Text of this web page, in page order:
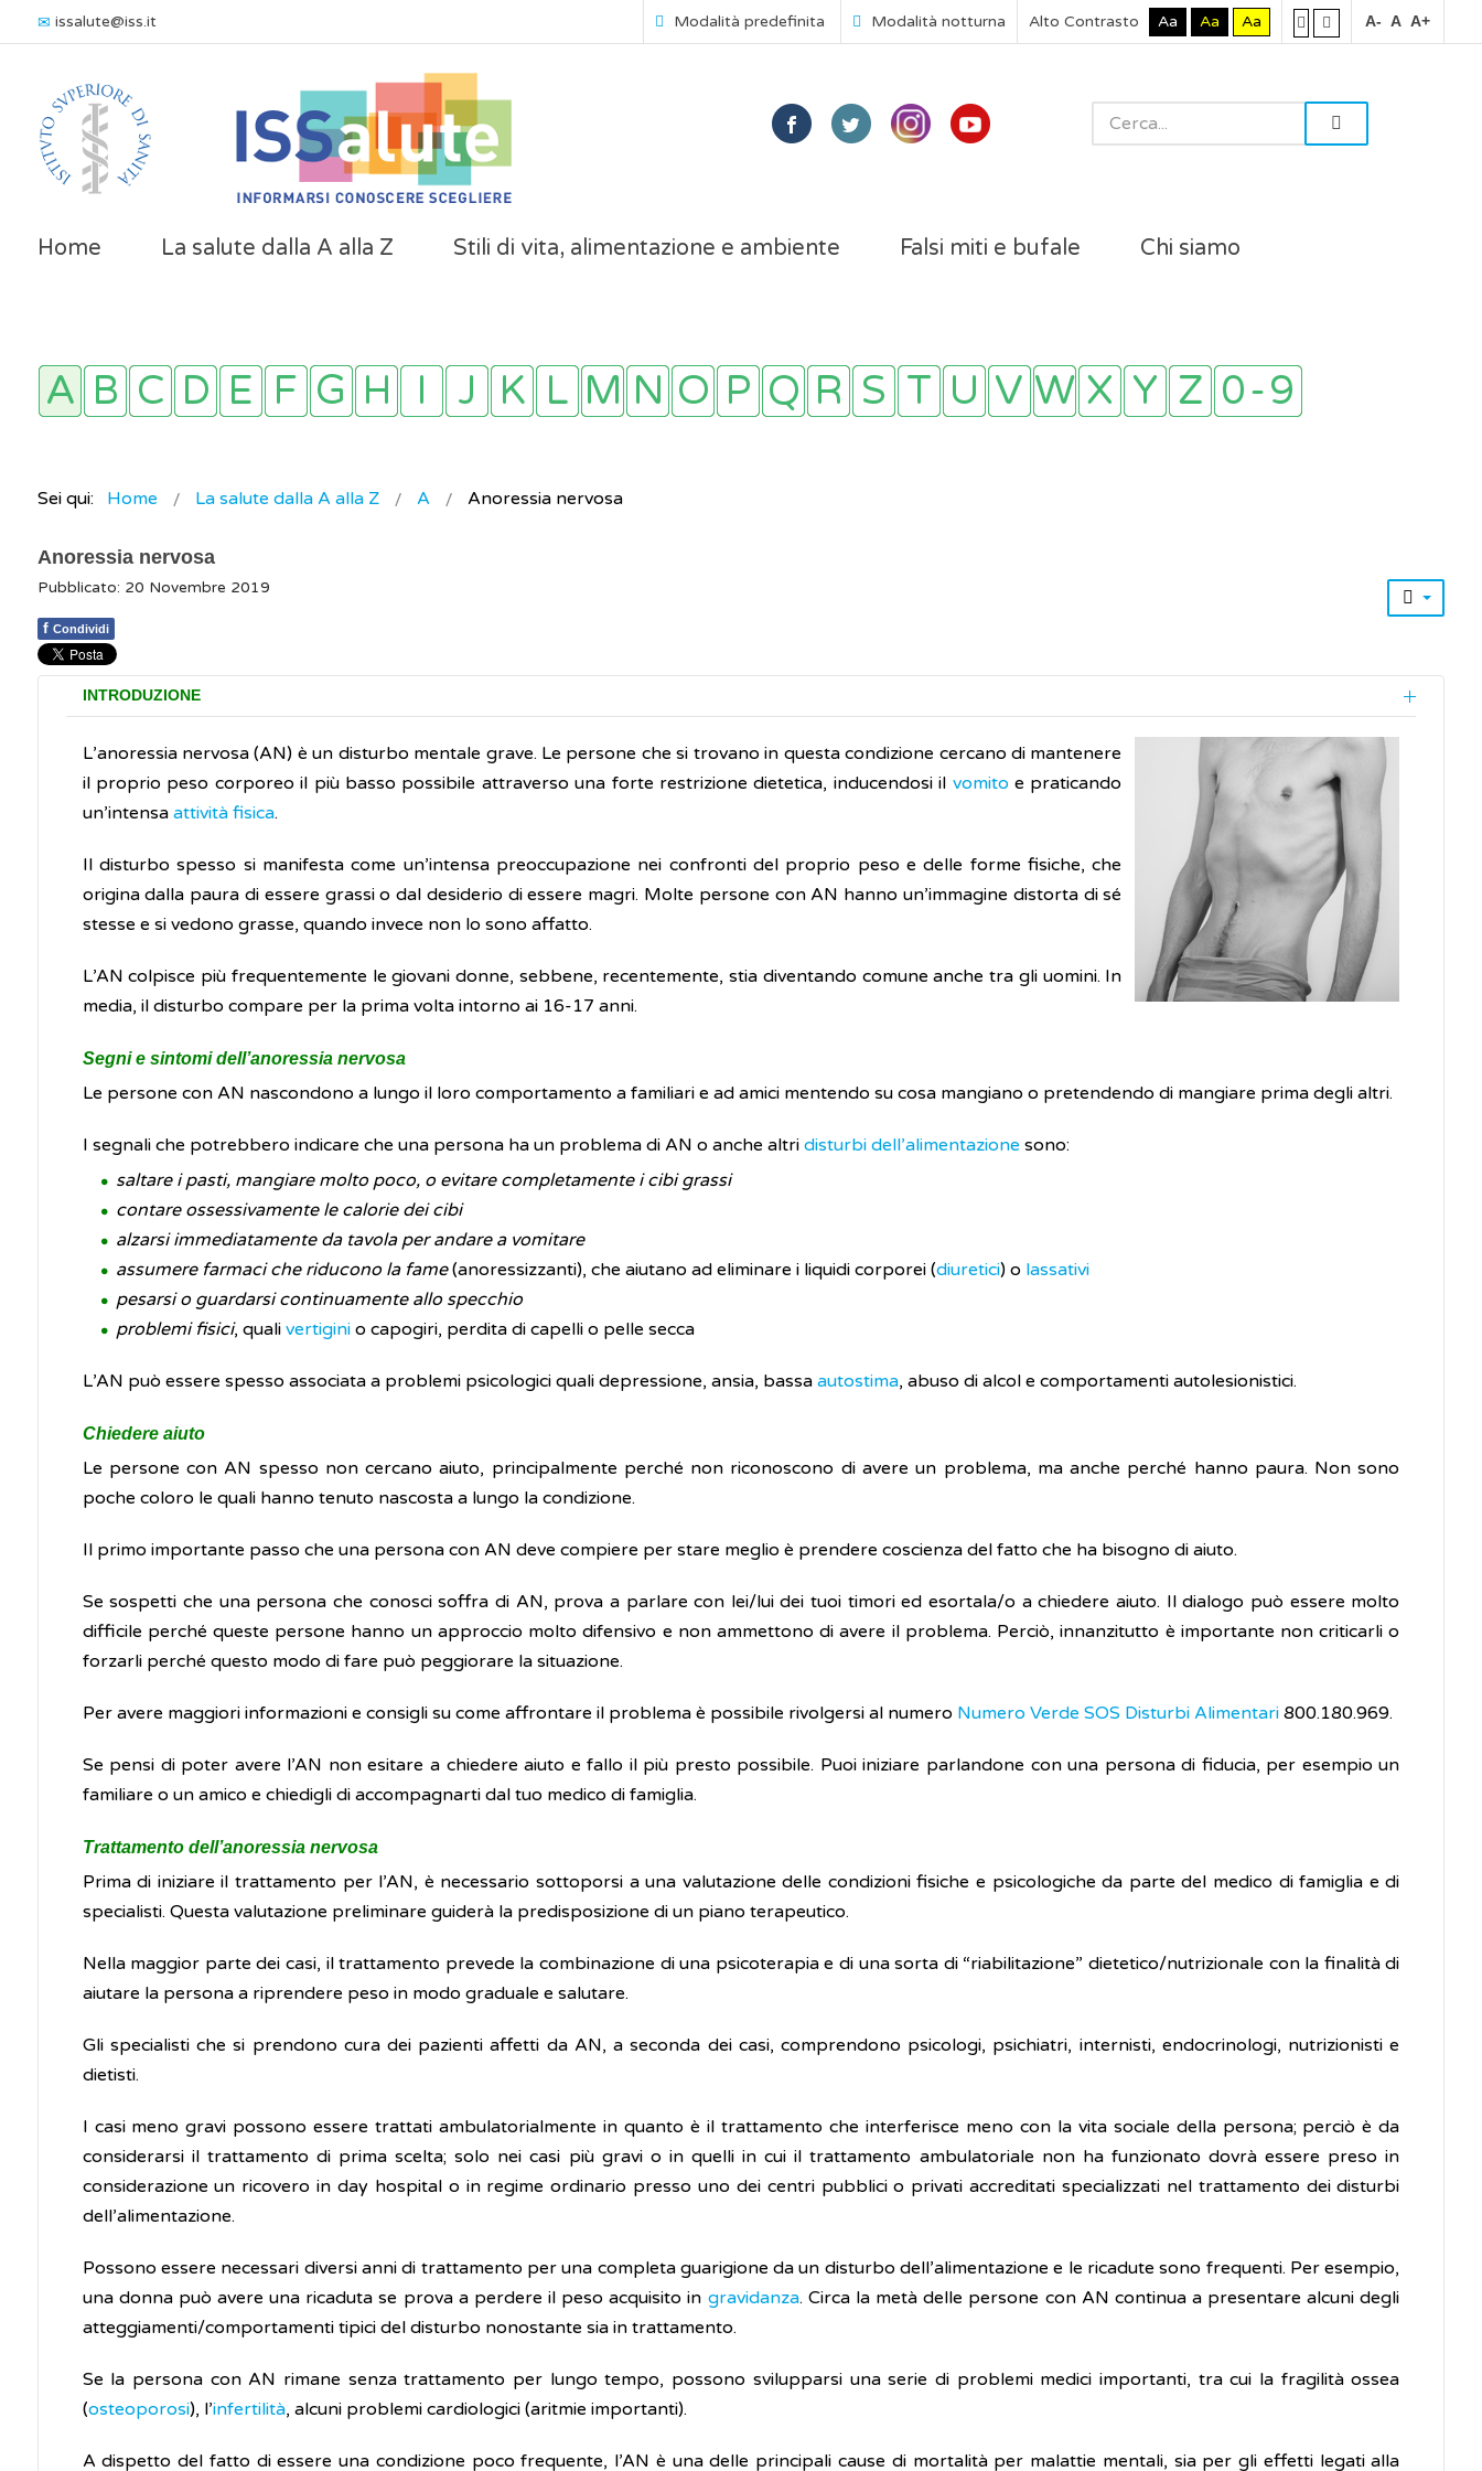
issalute@iss.it Modalità predefinita Modalità notturna Alto Contrasto Aa Aa Aa A- A A+
Home La salute dalla A alla Z Stili di vita, alimentazione e ambiente Falsi miti e bufale Chi siamo
Sei qui: Home La salute dalla A alla Z A Anoressia nervosa
Anoressia nervosa
Pubblicato: 20 Novembre 2019
f Condividi
INTRODUZIONE
L’anoressia nervosa (AN) è un disturbo mentale grave. Le persone che si trovano in questa condizione cercano di mantenere
il proprio peso corporeo il più basso possibile attraverso una forte restrizione dietetica, inducendosi il vomito e praticando
un’intensa attività fisica.
Il disturbo spesso si manifesta come un’intensa preoccupazione nei confronti del proprio peso e delle forme fisiche, che
origina dalla paura di essere grassi o dal desiderio di essere magri. Molte persone con AN hanno un’immagine distorta di sé
stesse e si vedono grasse, quando invece non lo sono affatto.
L’AN colpisce più frequentemente le giovani donne, sebbene, recentemente, stia diventando comune anche tra gli uomini. In
media, il disturbo compare per la prima volta intorno ai 16-17 anni.
Segni e sintomi dell’anoressia nervosa
Le persone con AN nascondono a lungo il loro comportamento a familiari e ad amici mentendo su cosa mangiano o pretendendo di mangiare prima degli altri.
I segnali che potrebbero indicare che una persona ha un problema di AN o anche altri disturbi dell’alimentazione sono:
saltare i pasti, mangiare molto poco, o evitare completamente i cibi grassi
contare ossessivamente le calorie dei cibi
alzarsi immediatamente da tavola per andare a vomitare
assumere farmaci che riducono la fame(anoressizzanti), che aiutano ad eliminare i liquidi corporei (diuretici) o lassativi
pesarsi o guardarsi continuamente allo specchio
problemi fisici, quali vertiginio capogiri, perdita di capelli o pelle secca
L’AN può essere spesso associata a problemi psicologici quali depressione, ansia, bassa autostima, abuso di alcol e comportamenti autolesionistici.
Chiedere aiuto
Le persone con AN spesso non cercano aiuto, principalmente perché non riconoscono di avere un problema, ma anche perché hanno paura. Non sono
poche coloro le quali hanno tenuto nascosta a lungo la condizione.
Il primo importante passo che una persona con AN deve compiere per stare meglio è prendere coscienza del fatto che ha bisogno di aiuto.
Se sospetti che una persona che conosci soffra di AN, prova a parlare con lei/lui dei tuoi timori ed esortala/o a chiedere aiuto. Il dialogo può essere molto
difficile perché queste persone hanno un approccio molto difensivo e non ammettono di avere il problema. Perciò, innanzitutto è importante non criticarli o
forzarli perché questo modo di fare può peggiorare la situazione.
Per avere maggiori informazioni e consigli su come affrontare il problema è possibile rivolgersi al numero Numero Verde SOS Disturbi Alimentari800.180.969.
Se pensi di poter avere l’AN non esitare a chiedere aiuto e fallo il più presto possibile. Puoi iniziare parlandone con una persona di fiducia, per esempio un
familiare o un amico e chiedigli di accompagnarti dal tuo medico di famiglia.
Trattamento dell’anoressia nervosa
Prima di iniziare il trattamento per l’AN, è necessario sottoporsi a una valutazione delle condizioni fisiche e psicologiche da parte del medico di famiglia e di
specialisti. Questa valutazione preliminare guiderà la predisposizione di un piano terapeutico.
Nella maggior parte dei casi, il trattamento prevede la combinazione di una psicoterapia e di una sorta di “riabilitazione” dietetico/nutrizionale con la finalità di
aiutare la persona a riprendere peso in modo graduale e salutare.
Gli specialisti che si prendono cura dei pazienti affetti da AN, a seconda dei casi, comprendono psicologi, psichiatri, internisti, endocrinologi, nutrizionisti e
dietisti.
I casi meno gravi possono essere trattati ambulatorialmente in quanto è il trattamento che interferisce meno con la vita sociale della persona; perciò è da
considerarsi il trattamento di prima scelta; solo nei casi più gravi o in quelli in cui il trattamento ambulatoriale non ha funzionato dovrà essere preso in
considerazione un ricovero in day hospital o in regime ordinario presso uno dei centri pubblici o privati accreditati specializzati nel trattamento dei disturbi
dell’alimentazione.
Possono essere necessari diversi anni di trattamento per una completa guarigione da un disturbo dell’alimentazione e le ricadute sono frequenti. Per esempio,
una donna può avere una ricaduta se prova a perdere il peso acquisito in gravidanza. Circa la metà delle persone con AN continua a presentare alcuni degli
atteggiamenti/comportamenti tipici del disturbo nonostante sia in trattamento.
Se la persona con AN rimane senza trattamento per lungo tempo, possono svilupparsi una serie di problemi medici importanti, tra cui la fragilità ossea
(osteoporosi), l’infertilità, alcuni problemi cardiologici (aritmie importanti).
A dispetto del fatto di essere una condizione poco frequente, l’AN è una delle principali cause di mortalità per malattie mentali, sia per gli effetti legati alla